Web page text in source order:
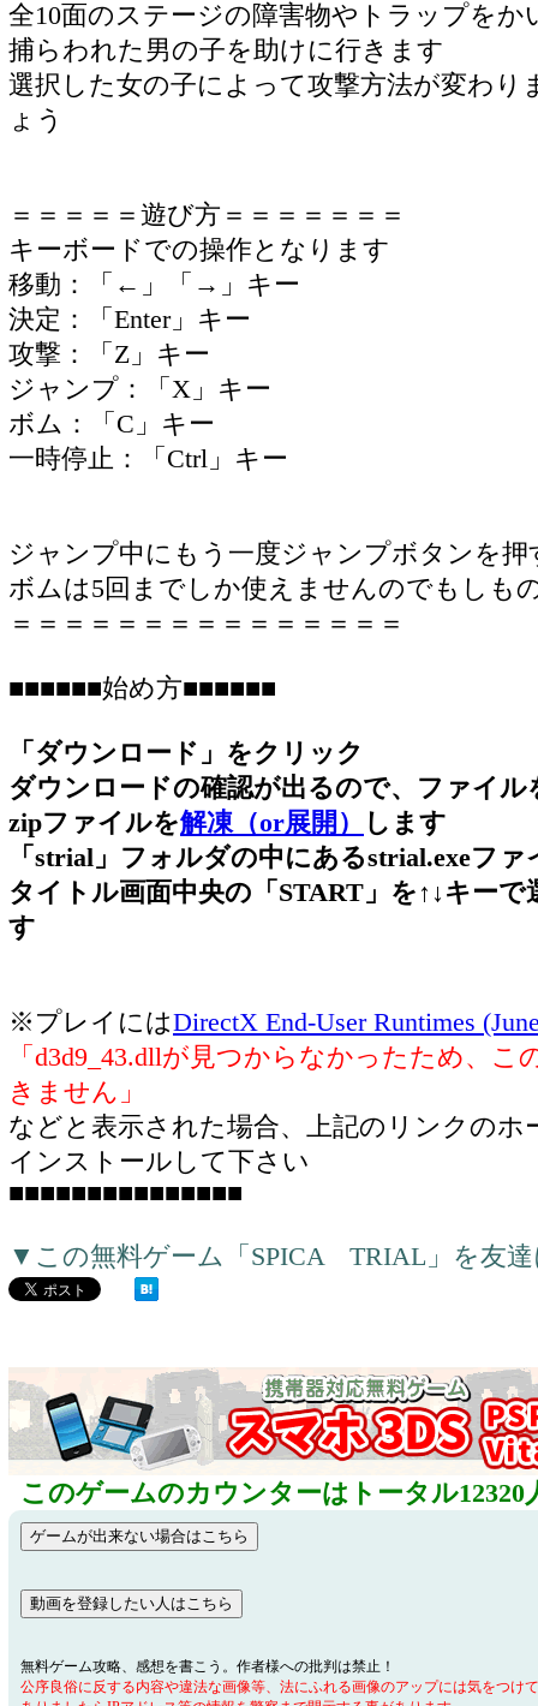
全10面のステージの障害物やトラップを
捕らわれた男の子を助けに行きます
選択した女の子によって攻撃方法が変わ
ょう
＝＝＝＝＝遊び方＝＝＝＝＝＝＝
キーボードでの操作となります
移動：「←」「→」キー
決定：「Enter」キー
攻撃：「Z」キー
ジャンプ：「X」キー
ボム：「C」キー
一時停止：「Ctrl」キー
ジャンプ中にもう一度ジャンプボタンを
ボムは5回までしか使えませんのでもしも
＝＝＝＝＝＝＝＝＝＝＝＝＝＝＝
■■■■■■始め方■■■■■■
「ダウンロード」をクリック
ダウンロードの確認が出るので、ファイル
zipファイルを解凍（or展開）
します
「strial」フォルダの中にあるstrial.exeフ
タイトル画面中央の「START」を↑↓キー
す
※プレイにはDirectX End-User Runtimes
「d3d9_43.dllが見つからなかったため、
きません」
などと表示された場合、上記のリンクの
インストールして下さい
■■■■■■■■■■■■■■■
▼この無料ゲーム「SPICA TRIAL」を友
このゲームのカウンターはトータル12320
無料ゲーム攻略、感想を書こう。作者様への批判は禁止！
公序良俗に反する内容や違法な画像等、法にふれる画像のアップには気をつけ